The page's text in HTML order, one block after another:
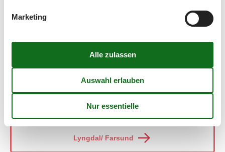
Lygna
Lyngdal/ Farsund
Marketing